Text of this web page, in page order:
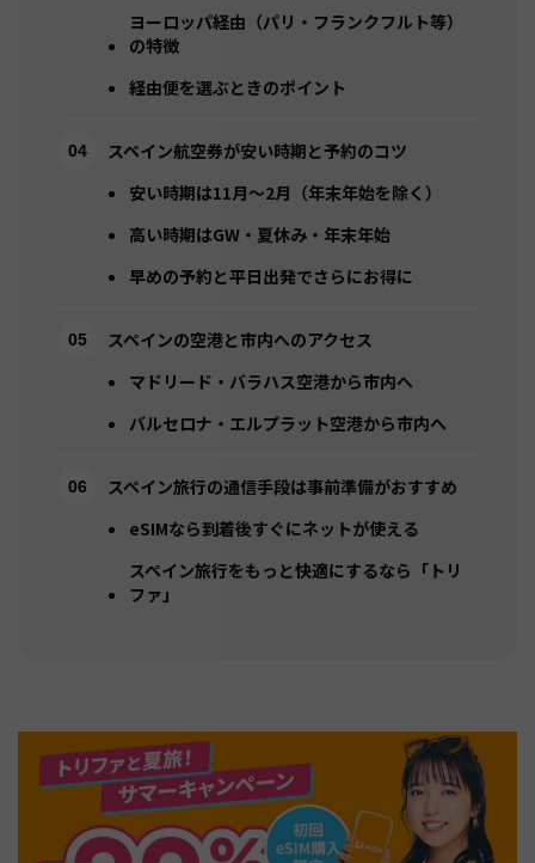
ヨーロッパ経由（パリ・フランクフルト等）
の特徴
経由便を選ぶときのポイント
スペイン航空券が安い時期と予約のコツ
安い時期は11月〜2月（年末年始を除く）
高い時期はGW・夏休み・年末年始
早めの予約と平日出発でさらにお得に
スペインの空港と市内へのアクセス
マドリード・バラハス空港から市内へ
バルセロナ・エルプラット空港から市内へ
スペイン旅行の通信手段は事前準備がおすすめ
eSIMなら到着後すぐにネットが使える
スペイン旅行をもっと快適にするなら「トリ
ファ」